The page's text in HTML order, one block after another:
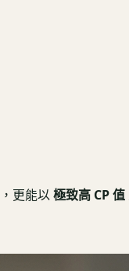
，更能以極致高 CP 值